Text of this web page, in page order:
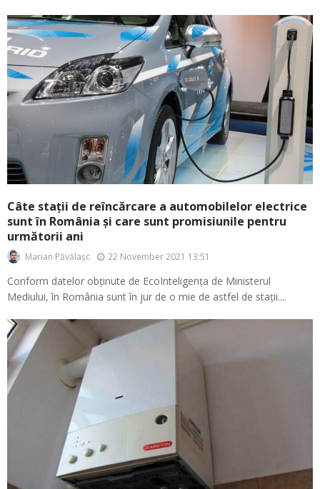
Câte stații de reîncărcare a automobilelor electrice
sunt în România și care sunt promisiunile pentru
următorii ani
Marian Păvălașc 22 November 2021 13:51
Conform datelor obținute de EcoInteligența de Ministerul
Mediului, în România sunt în jur de o mie de astfel de stații....